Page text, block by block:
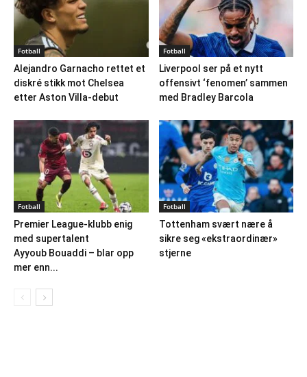
Fotball
Alejandro Garnacho rettet et
diskré stikk mot Chelsea
etter Aston Villa-debut
Fotball
Liverpool ser på et nytt
offensivt ‘fenomen’ sammen
med Bradley Barcola
Fotball
Premier League-klubb enig
med supertalent
Ayyoub Bouaddi – blar opp
mer enn...
Fotball
Tottenham svært nære å
sikre seg «ekstraordinær»
stjerne